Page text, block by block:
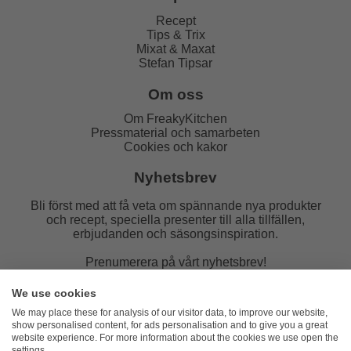
Recept
Tips & Trix
Mixat & Maxat
Stefan Tipsar
Om oss
Om FreakyKitchen
Pressmaterial och samarbeten
Cookies och kakor
Nyhetsbrev
Bli först med att få veta om spännande nya produkter
och recept, speciella presenter till alla tillfällen,
erbjudanden och säsongsinspiration.
Prenumerera på vårt nyhetsbrev!
E-post:
We use cookies
We may place these for analysis of our visitor data, to improve our website,
show personalised content, for ads personalisation and to give you a great
website experience. For more information about the cookies we use open the